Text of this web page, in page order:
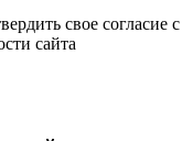
свое согласие
сайта